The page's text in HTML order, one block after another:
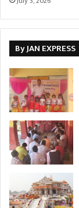
By JAN EXPRESS